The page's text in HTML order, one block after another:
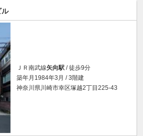
ル
ＪＲ南武線矢向駅 / 徒歩9分
築年月1984年3月 / 3階建
神奈川県川崎市幸区塚越2丁目225-43